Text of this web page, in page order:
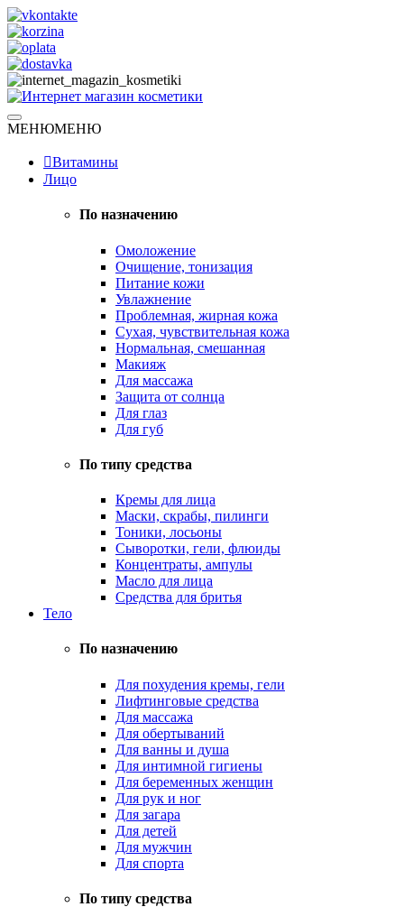
Skip
to
content
Интернет магазин косметики
Натуральная косметика
МЕНЮМЕНЮ
Витамины
Лицо
По назначению
Омоложение
Очищение, тонизация
Питание кожи
Увлажнение
Проблемная, жирная кожа
Сухая, чувствительная кожа
Нормальная, смешанная
Макияж
Для массажа
Защита от солнца
Для глаз
Для губ
По типу средства
Кремы для лица
Маски, скрабы, пилинги
Тоники, лосьоны
Сыворотки, гели, флюиды
Концентраты, ампулы
Масло для лица
Средства для бритья
Тело
По назначению
Для похудения кремы, гели
Лифтинговые средства
Для массажа
Для обертываний
Для ванны и душа
Для интимной гигиены
Для беременных женщин
Для рук и ног
Для загара
Для детей
Для мужчин
Для спорта
По типу средства